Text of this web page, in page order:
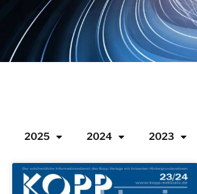
2025 2024 2023